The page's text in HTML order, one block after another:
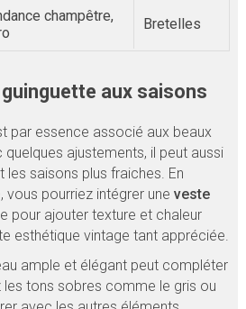
champêtre,
Bretelles
aux saisons
par essence associé aux beaux
quelques ajustements, il peut aussi
saisons plus fraiches. En
vous pourriez intégrer une veste
pour ajouter texture et chaleur
esthétique vintage tant appréciée.
ample et élégant peut compléter
les tons sobres comme le gris ou